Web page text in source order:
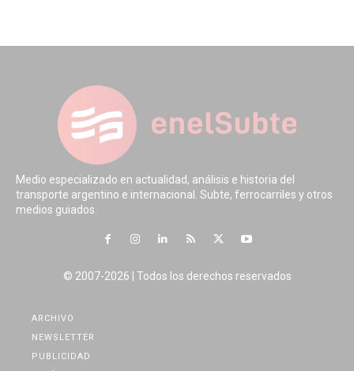
Medio especializado en actualidad, análisis e historia del
transporte argentino e internacional. Subte, ferrocarriles y otros
medios guiados.
© 2007-2026 | Todos los derechos reservados
ARCHIVO
NEWSLETTER
PUBLICIDAD